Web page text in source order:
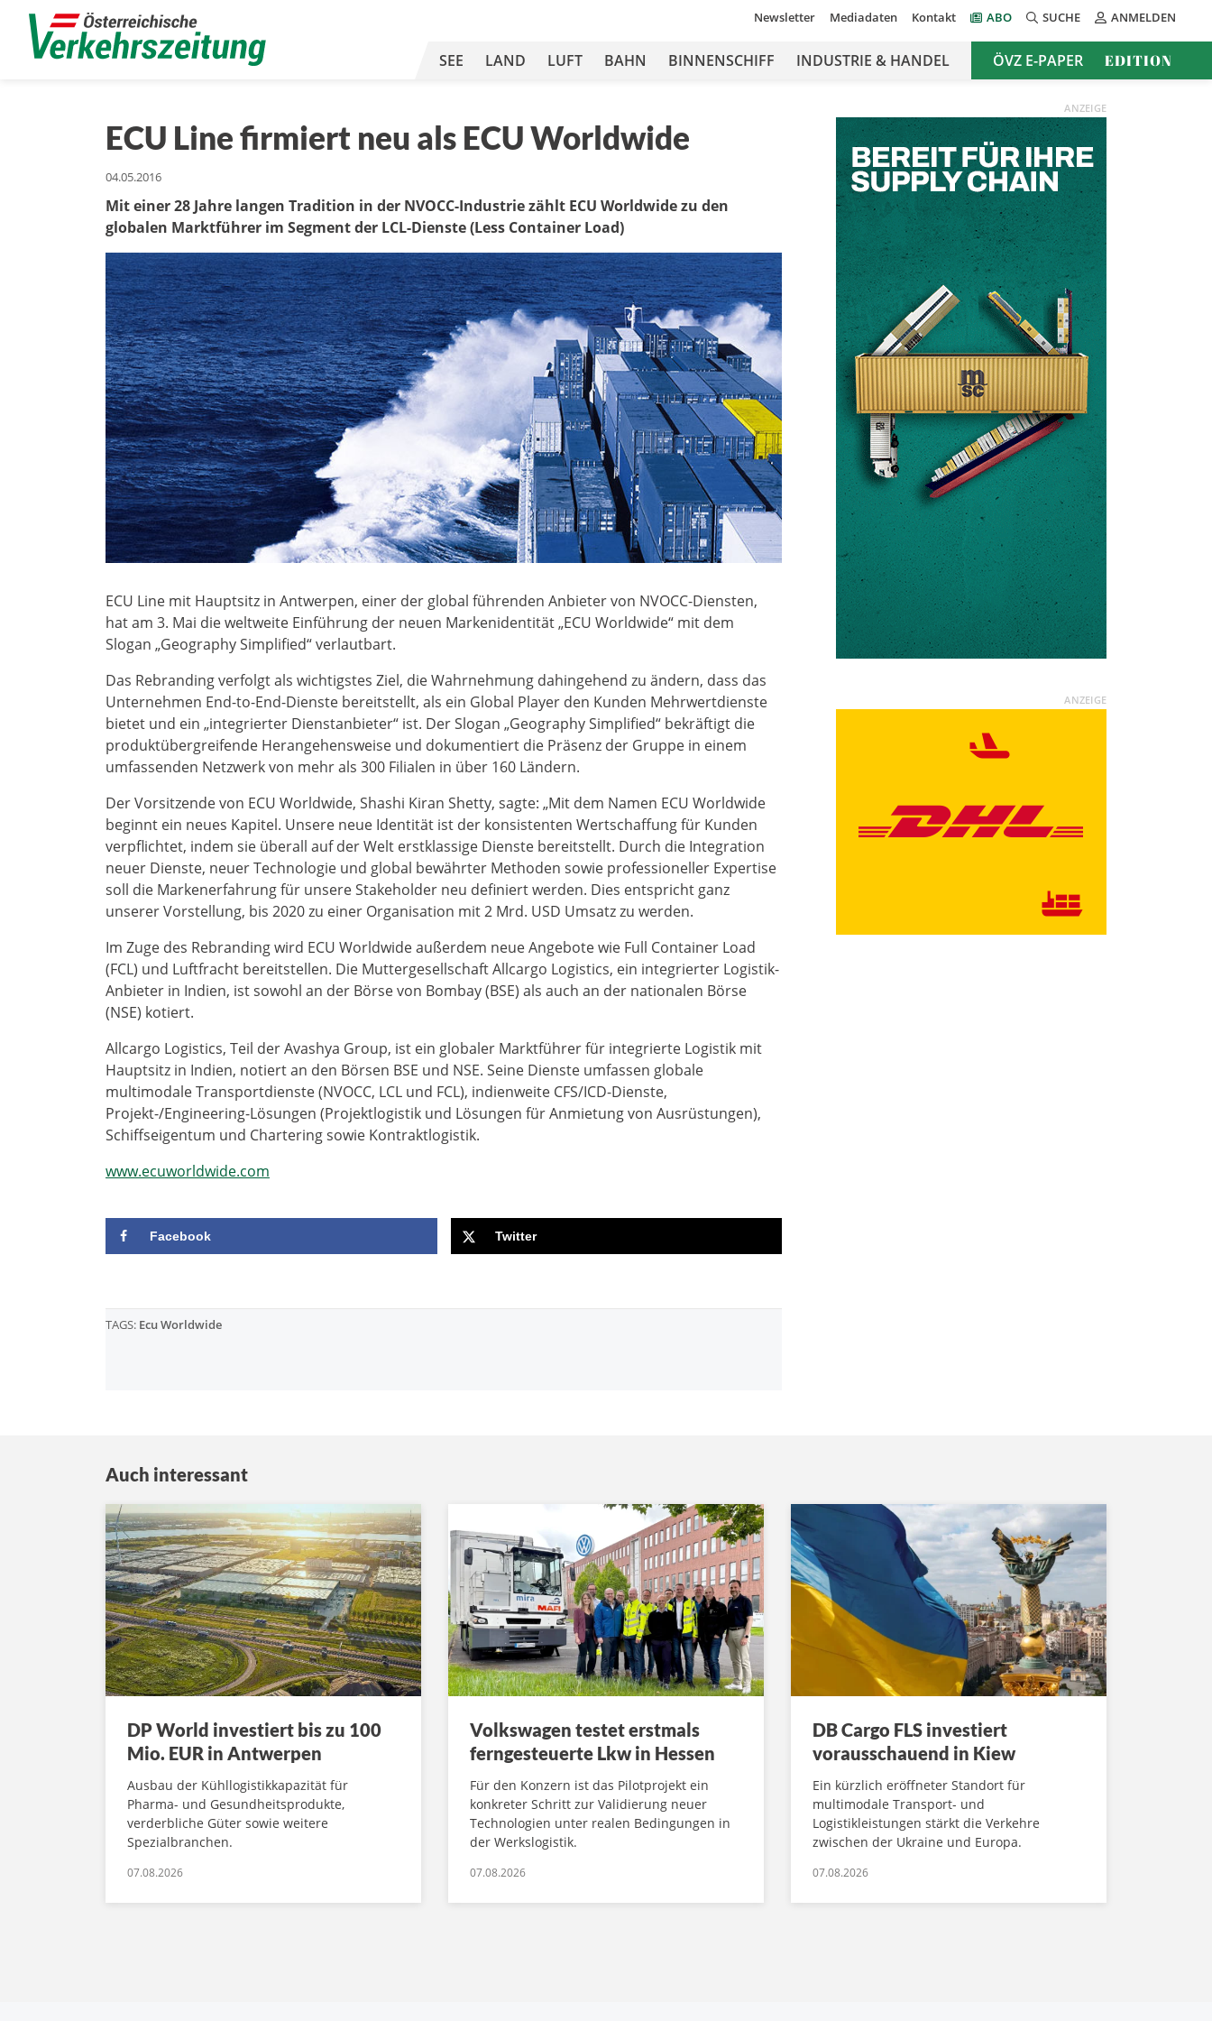
Newsletter Mediadaten Kontakt ABO SUCHE ANMELDEN
SEE LAND LUFT BAHN BINNENSCHIFF INDUSTRIE & HANDEL ÖVZ E-PAPER EDITION
ECU Line firmiert neu als ECU Worldwide
04.05.2016
Mit einer 28 Jahre langen Tradition in der NVOCC-Industrie zählt ECU Worldwide zu den
globalen Marktführer im Segment der LCL-Dienste (Less Container Load)
ECU Line mit Hauptsitz in Antwerpen, einer der global führenden Anbieter von NVOCC-Diensten,
hat am 3. Mai die weltweite Einführung der neuen Markenidentität „ECU Worldwide“ mit dem
Slogan „Geography Simplified“ verlautbart.
Das Rebranding verfolgt als wichtigstes Ziel, die Wahrnehmung dahingehend zu ändern, dass das
Unternehmen End-to-End-Dienste bereitstellt, als ein Global Player den Kunden Mehrwertdienste
bietet und ein „integrierter Dienstanbieter“ ist. Der Slogan „Geography Simplified“ bekräftigt die
produktübergreifende Herangehensweise und dokumentiert die Präsenz der Gruppe in einem
umfassenden Netzwerk von mehr als 300 Filialen in über 160 Ländern.
Der Vorsitzende von ECU Worldwide, Shashi Kiran Shetty, sagte: „Mit dem Namen ECU Worldwide
beginnt ein neues Kapitel. Unsere neue Identität ist der konsistenten Wertschaffung für Kunden
verpflichtet, indem sie überall auf der Welt erstklassige Dienste bereitstellt. Durch die Integration
neuer Dienste, neuer Technologie und global bewährter Methoden sowie professioneller Expertise
soll die Markenerfahrung für unsere Stakeholder neu definiert werden. Dies entspricht ganz
unserer Vorstellung, bis 2020 zu einer Organisation mit 2 Mrd. USD Umsatz zu werden.
Im Zuge des Rebranding wird ECU Worldwide außerdem neue Angebote wie Full Container Load
(FCL) und Luftfracht bereitstellen. Die Muttergesellschaft Allcargo Logistics, ein integrierter Logistik-
Anbieter in Indien, ist sowohl an der Börse von Bombay (BSE) als auch an der nationalen Börse
(NSE) kotiert.
Allcargo Logistics, Teil der Avashya Group, ist ein globaler Marktführer für integrierte Logistik mit
Hauptsitz in Indien, notiert an den Börsen BSE und NSE. Seine Dienste umfassen globale
multimodale Transportdienste (NVOCC, LCL und FCL), indienweite CFS/ICD-Dienste,
Projekt-/Engineering-Lösungen (Projektlogistik und Lösungen für Anmietung von Ausrüstungen),
Schiffseigentum und Chartering sowie Kontraktlogistik.
www.ecuworldwide.com
Facebook Twitter
TAGS: Ecu Worldwide
ANZEIGE
ANZEIGE
Auch interessant
DP World investiert bis zu 100
Mio. EUR in Antwerpen
Ausbau der Kühllogistikkapazität für
Pharma- und Gesundheitsprodukte,
verderbliche Güter sowie weitere
Spezialbranchen.
07.08.2026
Volkswagen testet erstmals
ferngesteuerte Lkw in Hessen
Für den Konzern ist das Pilotprojekt ein
konkreter Schritt zur Validierung neuer
Technologien unter realen Bedingungen in
der Werkslogistik.
07.08.2026
DB Cargo FLS investiert
vorausschauend in Kiew
Ein kürzlich eröffneter Standort für
multimodale Transport- und
Logistikleistungen stärkt die Verkehre
zwischen der Ukraine und Europa.
07.08.2026